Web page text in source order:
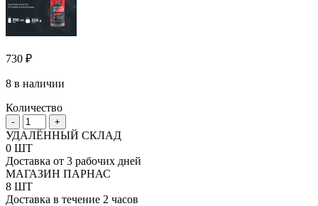
730 ₽
8 в наличии
Количество
-
Количество
товара
Очиститель
текстильной
экипировки
(LAVR),
310
+
УДАЛЁННЫЙ СКЛАД
0 ШТ
Доставка от 3 рабочих дней
МАГАЗИН ПАРНАС
8 ШТ
Доставка в течение 2 часов